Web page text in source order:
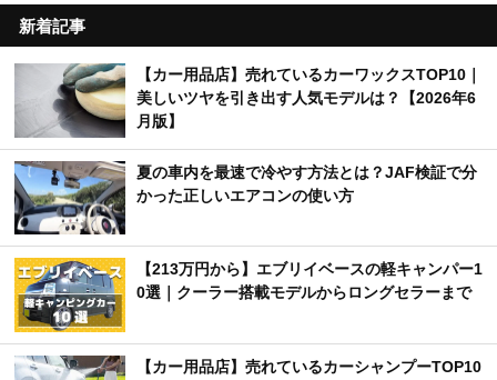
新着記事
【カー用品店】売れているカーワックスTOP10｜
美しいツヤを引き出す人気モデルは？【2026年6
月版】
夏の車内を最速で冷やす方法とは？JAF検証で分
かった正しいエアコンの使い方
【213万円から】エブリイベースの軽キャンパー1
0選｜クーラー搭載モデルからロングセラーまで
【カー用品店】売れているカーシャンプーTOP10